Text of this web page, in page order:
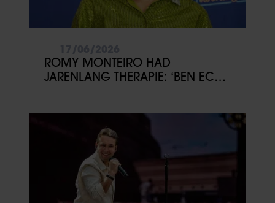
ROMY MONTEIRO HAD
JARENLANG THERAPIE: ‘BEN ECHT